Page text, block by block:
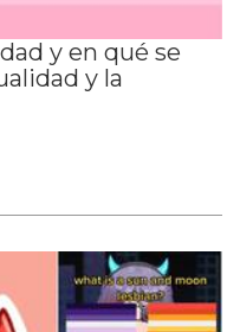
y en qué se
y la